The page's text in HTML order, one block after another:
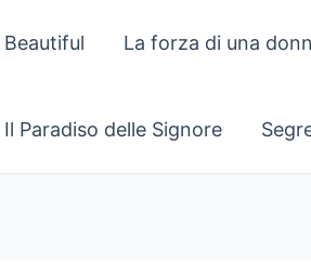
Beautiful La forza di una
Il Paradiso delle Signore